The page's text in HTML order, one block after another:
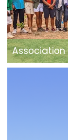
Association